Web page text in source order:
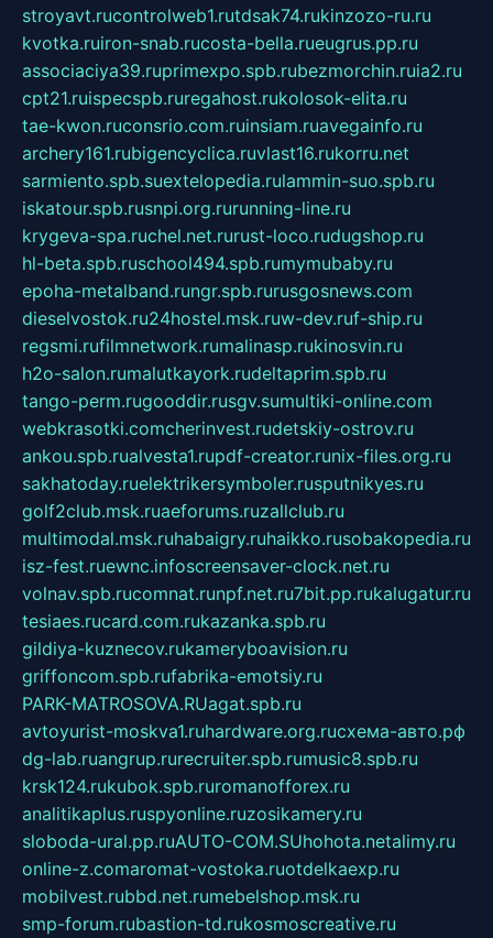
stroyavt.rucontrolweb1.rutdsak74.rukinzozo-ru.ru
kvotka.ruiron-snab.rucosta-bella.rueugrus.pp.ru
associaciya39.ruprimexpo.spb.rubezmorchin.ruia2.ru
cpt21.ruispecspb.ruregahost.rukolosok-elita.ru
tae-kwon.ruconsrio.com.ruinsiam.ruavegainfo.ru
archery161.rubigencyclica.ruvlast16.rukorru.net
sarmiento.spb.suextelopedia.rulammin-suo.spb.ru
iskatour.spb.rusnpi.org.rurunning-line.ru
krygeva-spa.ruchel.net.rurust-loco.rudugshop.ru
hl-beta.spb.ruschool494.spb.rumymubaby.ru
epoha-metalband.rungr.spb.rurusgosnews.com
dieselvostok.ru24hostel.msk.ruw-dev.ruf-ship.ru
regsmi.rufilmnetwork.rumalinasp.rukinosvin.ru
h2o-salon.rumalutkayork.rudeltaprim.spb.ru
tango-perm.rugooddir.rusgv.sumultiki-online.com
webkrasotki.comcherinvest.rudetskiy-ostrov.ru
ankou.spb.rualvesta1.rupdf-creator.runix-files.org.ru
sakhatoday.ruelektrikersymboler.rusputnikyes.ru
golf2club.msk.ruaeforums.ruzallclub.ru
multimodal.msk.ruhabaigry.ruhaikko.rusobakopedia.ru
isz-fest.ruewnc.infoscreensaver-clock.net.ru
volnav.spb.rucomnat.runpf.net.ru7bit.pp.rukalugatur.ru
tesiaes.rucard.com.rukazanka.spb.ru
gildiya-kuznecov.rukameryboavision.ru
griffoncom.spb.rufabrika-emotsiy.ru
PARK-MATROSOVA.RUagat.spb.ru
avtoyurist-moskva1.ruhardware.org.ruсхема-авто.рф
dg-lab.ruangrup.rurecruiter.spb.rumusic8.spb.ru
krsk124.rukubok.spb.ruromanofforex.ru
analitikaplus.ruspyonline.ruzosikamery.ru
sloboda-ural.pp.ruAUTO-COM.SUhohota.netalimy.ru
online-z.comaromat-vostoka.ruotdelkaexp.ru
mobilvest.rubbd.net.rumebelshop.msk.ru
smp-forum.rubastion-td.rukosmoscreative.ru